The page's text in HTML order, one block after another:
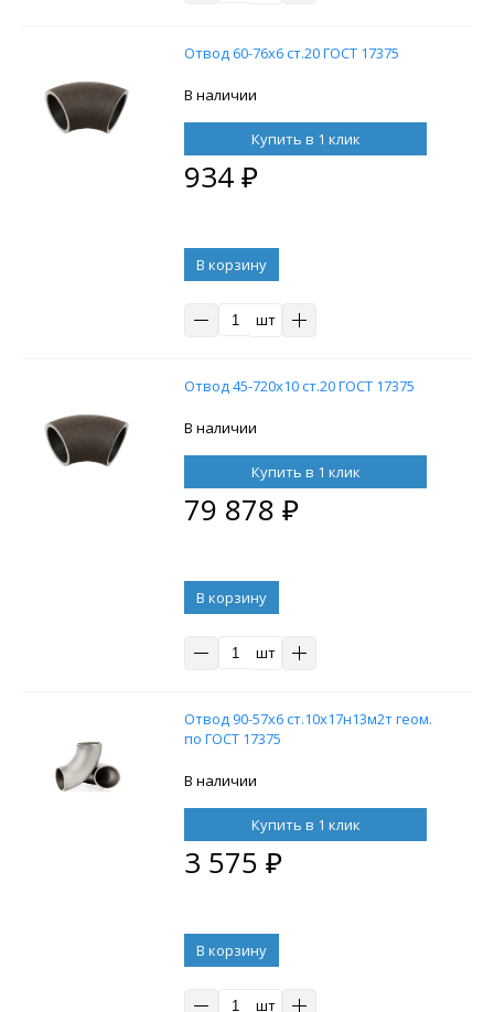
Отвод 60-76х6 ст.20 ГОСТ 17375
В наличии
Купить в 1 клик
934₽
В корзину
шт
Отвод 45-720х10 ст.20 ГОСТ 17375
В наличии
Купить в 1 клик
79 878 ₽
В корзину
шт
Отвод 90-57х6 ст.10х17н13м2т геом.
по ГОСТ 17375
В наличии
Купить в 1 клик
3 575 ₽
В корзину
шт